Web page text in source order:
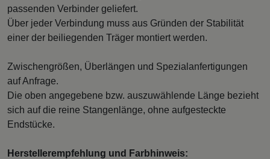
passenden Verbinder geliefert.
Über jeder Verbindung muss aus Gründen der Stabilität
einer der beiliegenden Träger montiert werden.
Zwischengrößen, Überlängen und Spezialanfertigungen
auf Anfrage.
Die oben angegebene bzw. auszuwählende Länge bezieht
sich auf die reine Stangenlänge, ohne aufgesteckte
Endstücke.
Herstellerempfehlung und Farbhinweis: